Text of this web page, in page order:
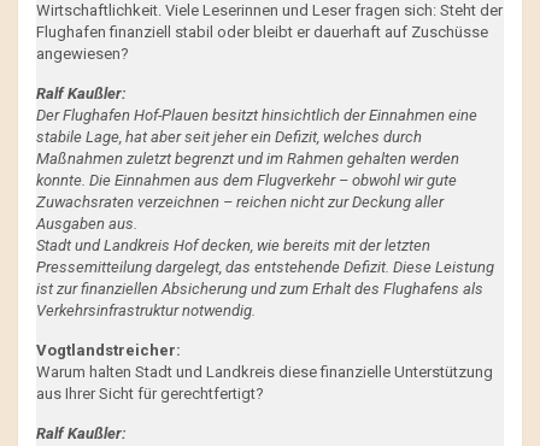
Wirtschaftlichkeit. Viele Leserinnen und Leser fragen sich: Steht der
Flughafen finanziell stabil oder bleibt er dauerhaft auf Zuschüsse
angewiesen?
Ralf Kaußler:
Der Flughafen Hof-Plauen besitzt hinsichtlich der Einnahmen eine
stabile Lage, hat aber seit jeher ein Defizit, welches durch
Maßnahmen zuletzt begrenzt und im Rahmen gehalten werden
konnte. Die Einnahmen aus dem Flugverkehr – obwohl wir gute
Zuwachsraten verzeichnen – reichen nicht zur Deckung aller
Ausgaben aus.
Stadt und Landkreis Hof decken, wie bereits mit der letzten
Pressemitteilung dargelegt, das entstehende Defizit. Diese Leistung
ist zur finanziellen Absicherung und zum Erhalt des Flughafens als
Verkehrsinfrastruktur notwendig.
Vogtlandstreicher:
Warum halten Stadt und Landkreis diese finanzielle Unterstützung
aus Ihrer Sicht für gerechtfertigt?
Ralf Kaußler: